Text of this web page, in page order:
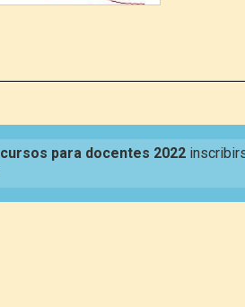
cursos para docentes 2022